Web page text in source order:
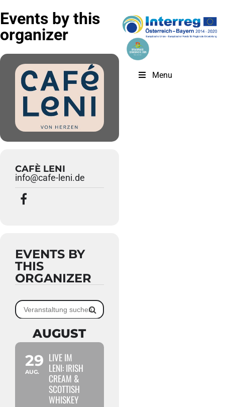
Events by this
organizer
CAFÈ LENI
info@cafe-leni.de
EVENTS BY
THIS
ORGANIZER
AUGUST
29
AUG.
LIVE IM
LENI: IRISH
CREAM &
SCOTTISH
WHISKEY
Menu